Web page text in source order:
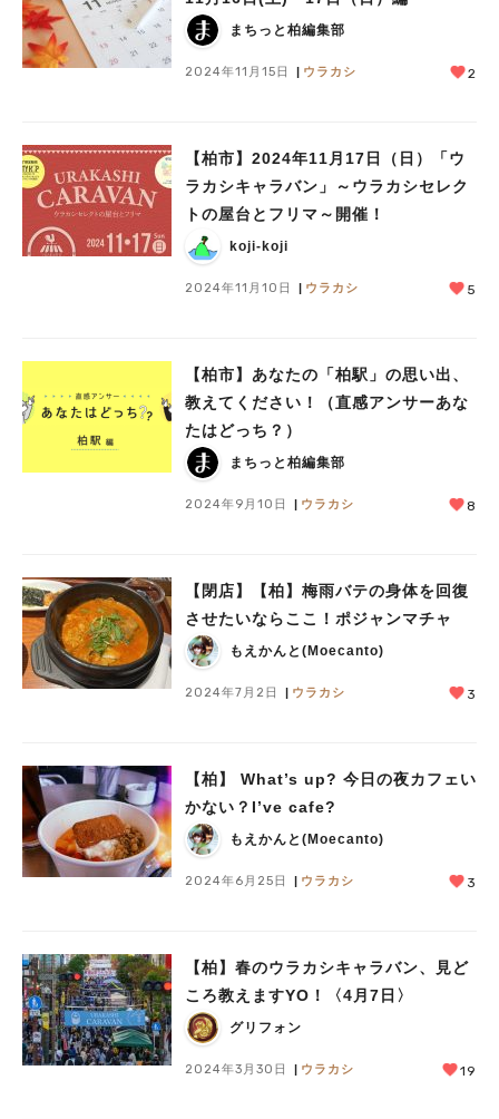
まちっと柏編集部
2024年11月15日 ウラカシ 2
【柏市】2024年11月17日（日）「ウ
ラカシキャラバン」～ウラカシセレク
トの屋台とフリマ～開催！
koji-koji
2024年11月10日 ウラカシ 5
【柏市】あなたの「柏駅」の思い出、
教えてください！（直感アンサーあな
たはどっち？）
まちっと柏編集部
2024年9月10日 ウラカシ 8
【閉店】【柏】梅雨バテの身体を回復
させたいならここ！ポジャンマチャ
もえかんと(Moecanto)
2024年7月2日 ウラカシ 3
【柏】 What’s up? 今日の夜カフェい
かない？I’ve cafe?
もえかんと(Moecanto)
2024年6月25日 ウラカシ 3
【柏】春のウラカシキャラバン、見ど
ころ教えますYO！〈4月7日〉
グリフォン
2024年3月30日 ウラカシ 19